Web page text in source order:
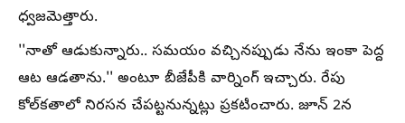
ధ్వజమెత్తారు.
''నాతో ఆడుకున్నారు.. సమయం వచ్చినప్పుడు నేను ఇంకా పెద్ద
ఆట ఆడతాను.'' అంటూ బీజేపీకి వార్నింగ్ ఇచ్చారు. రేపు
కోల్‌కతాలో నిరసన చేపట్టనున్నట్లు ప్రకటించారు. జూన్ 2న